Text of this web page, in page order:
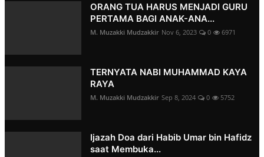
ORANG TUA HARUS MENJADI GURU
PERTAMA BAGI ANAK-ANA...
M. Muzakki Mudzakkir Nov 6, 2023 0 6971
TERNYATA NABI MUHAMMAD KAYA
RAYA
M. Muzakki Mudzakkir Sep 8, 2024 0 5752
Ijazah Doa dari Habib Umar bin Hafidz
saat Membuka...